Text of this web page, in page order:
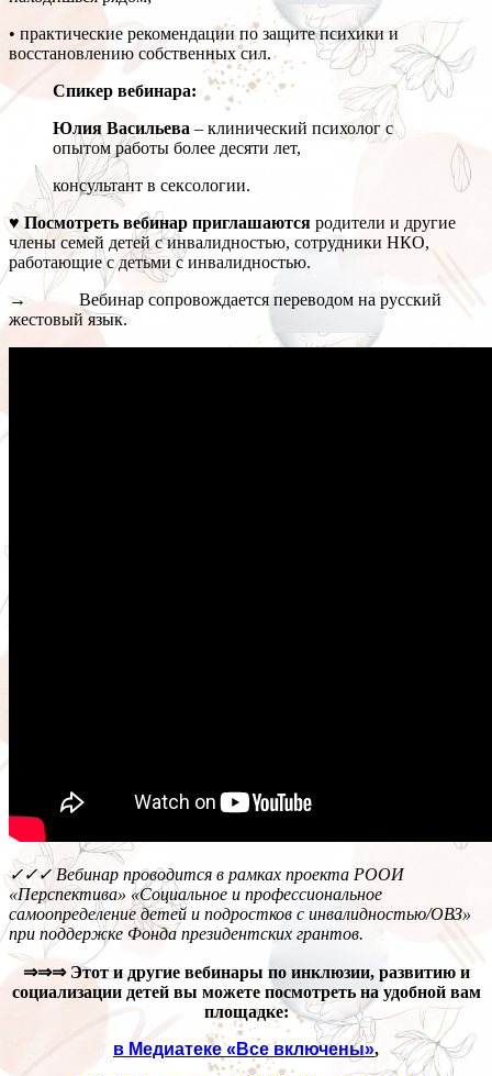
• практические рекомендации по защите психики и
восстановлению собственных сил.
Спикер вебинара:
Юлия Васильева – клинический психолог с
опытом работы более десяти лет,
консультант в сексологии.
♥ Посмотреть вебинар приглашаются родители и другие
члены семей детей с инвалидностью, сотрудники НКО,
работающие с детьми с инвалидностью.
→ Вебинар сопровождается переводом на русский
жестовый язык.
✓✓✓Вебинар проводится в рамках проекта РООИ
«Перспектива» «Социальное и профессиональное
самоопределение детей и подростков с инвалидностью/ОВЗ»
при поддержке Фонда президентских грантов.
⇒⇒⇒ Этот и другие вебинары по инклюзии, развитию и
социализации детей вы можете посмотреть на удобной вам
площадке:
в Медиатеке «Все включены»,